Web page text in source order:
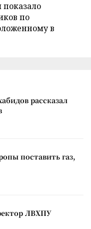
по
в
рассказал
поставить газ,
ЛВХПУ